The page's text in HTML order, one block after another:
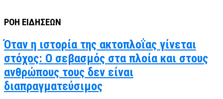
ΡΟΗ ΕΙΔΗΣΕΩΝ
Όταν η ιστορία της ακτοπλοΐας γίνεται
στόχος: Ο σεβασμός στα πλοία και στους
ανθρώπους τους δεν είναι
διαπραγματεύσιμος